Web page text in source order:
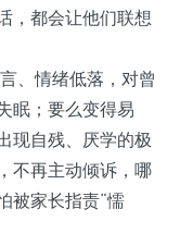
，都会让他们联想
、情绪低落，对曾
眠；要么变得易
现自残、厌学的极
不再主动倾诉，哪
被家长指责“懦